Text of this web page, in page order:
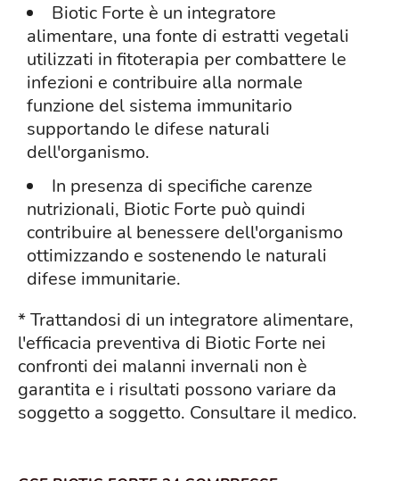
Biotic Forte è un integratore
alimentare, una fonte di estratti vegetali
utilizzati in fitoterapia per combattere le
infezioni e contribuire alla normale
funzione del sistema immunitario
supportando le difese naturali
dell'organismo.
In presenza di specifiche carenze
nutrizionali, Biotic Forte può quindi
contribuire al benessere dell'organismo
ottimizzando e sostenendo le naturali
difese immunitarie.
* Trattandosi di un integratore alimentare,
l'efficacia preventiva di Biotic Forte nei
confronti dei malanni invernali non è
garantita e i risultati possono variare da
soggetto a soggetto. Consultare il medico.